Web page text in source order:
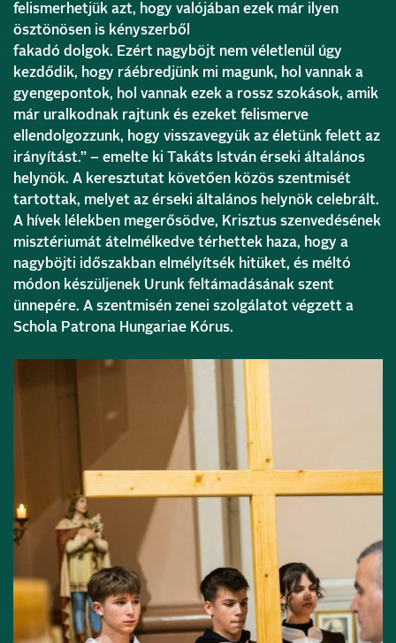
felismerhetjük azt, hogy valójában ezek már ilyen
ösztönösen is kényszerből
fakadó dolgok. Ezért nagyböjt nem véletlenül úgy
kezdődik, hogy ráébredjünk mi magunk, hol vannak a
gyengepontok, hol vannak ezek a rossz szokások, amik
már uralkodnak rajtunk és ezeket felismerve
ellendolgozzunk, hogy visszavegyük az életünk felett az
irányítást.” – emelte ki Takáts István érseki általános
helynök. A keresztutat követően közös szentmisét
tartottak, melyet az érseki általános helynök celebrált.
A hívek lélekben megerősödve, Krisztus szenvedésének
misztériumát átelmélkedve térhettek haza, hogy a
nagyböjti időszakban elmélyítsék hitüket, és méltó
módon készüljenek Urunk feltámadásának szent
ünnepére. A szentmisén zenei szolgálatot végzett a
Schola Patrona Hungariae Kórus.